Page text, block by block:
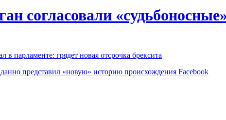
согласовали
в парламенте: грядет новая отсрочка брексита
представил «новую» историю происхождения Facebook